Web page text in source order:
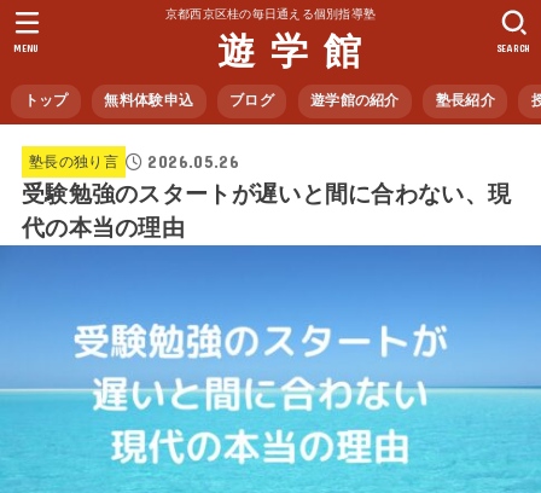
京都西京区桂の毎日通える個別指導塾
遊 学 館
トップ 無料体験申込 ブログ 遊学館の紹介 塾長紹介
SEARCH
MENU
塾長の独り言 2026.05.26
受験勉強のスタートが遅いと間に合わない、現
代の本当の理由